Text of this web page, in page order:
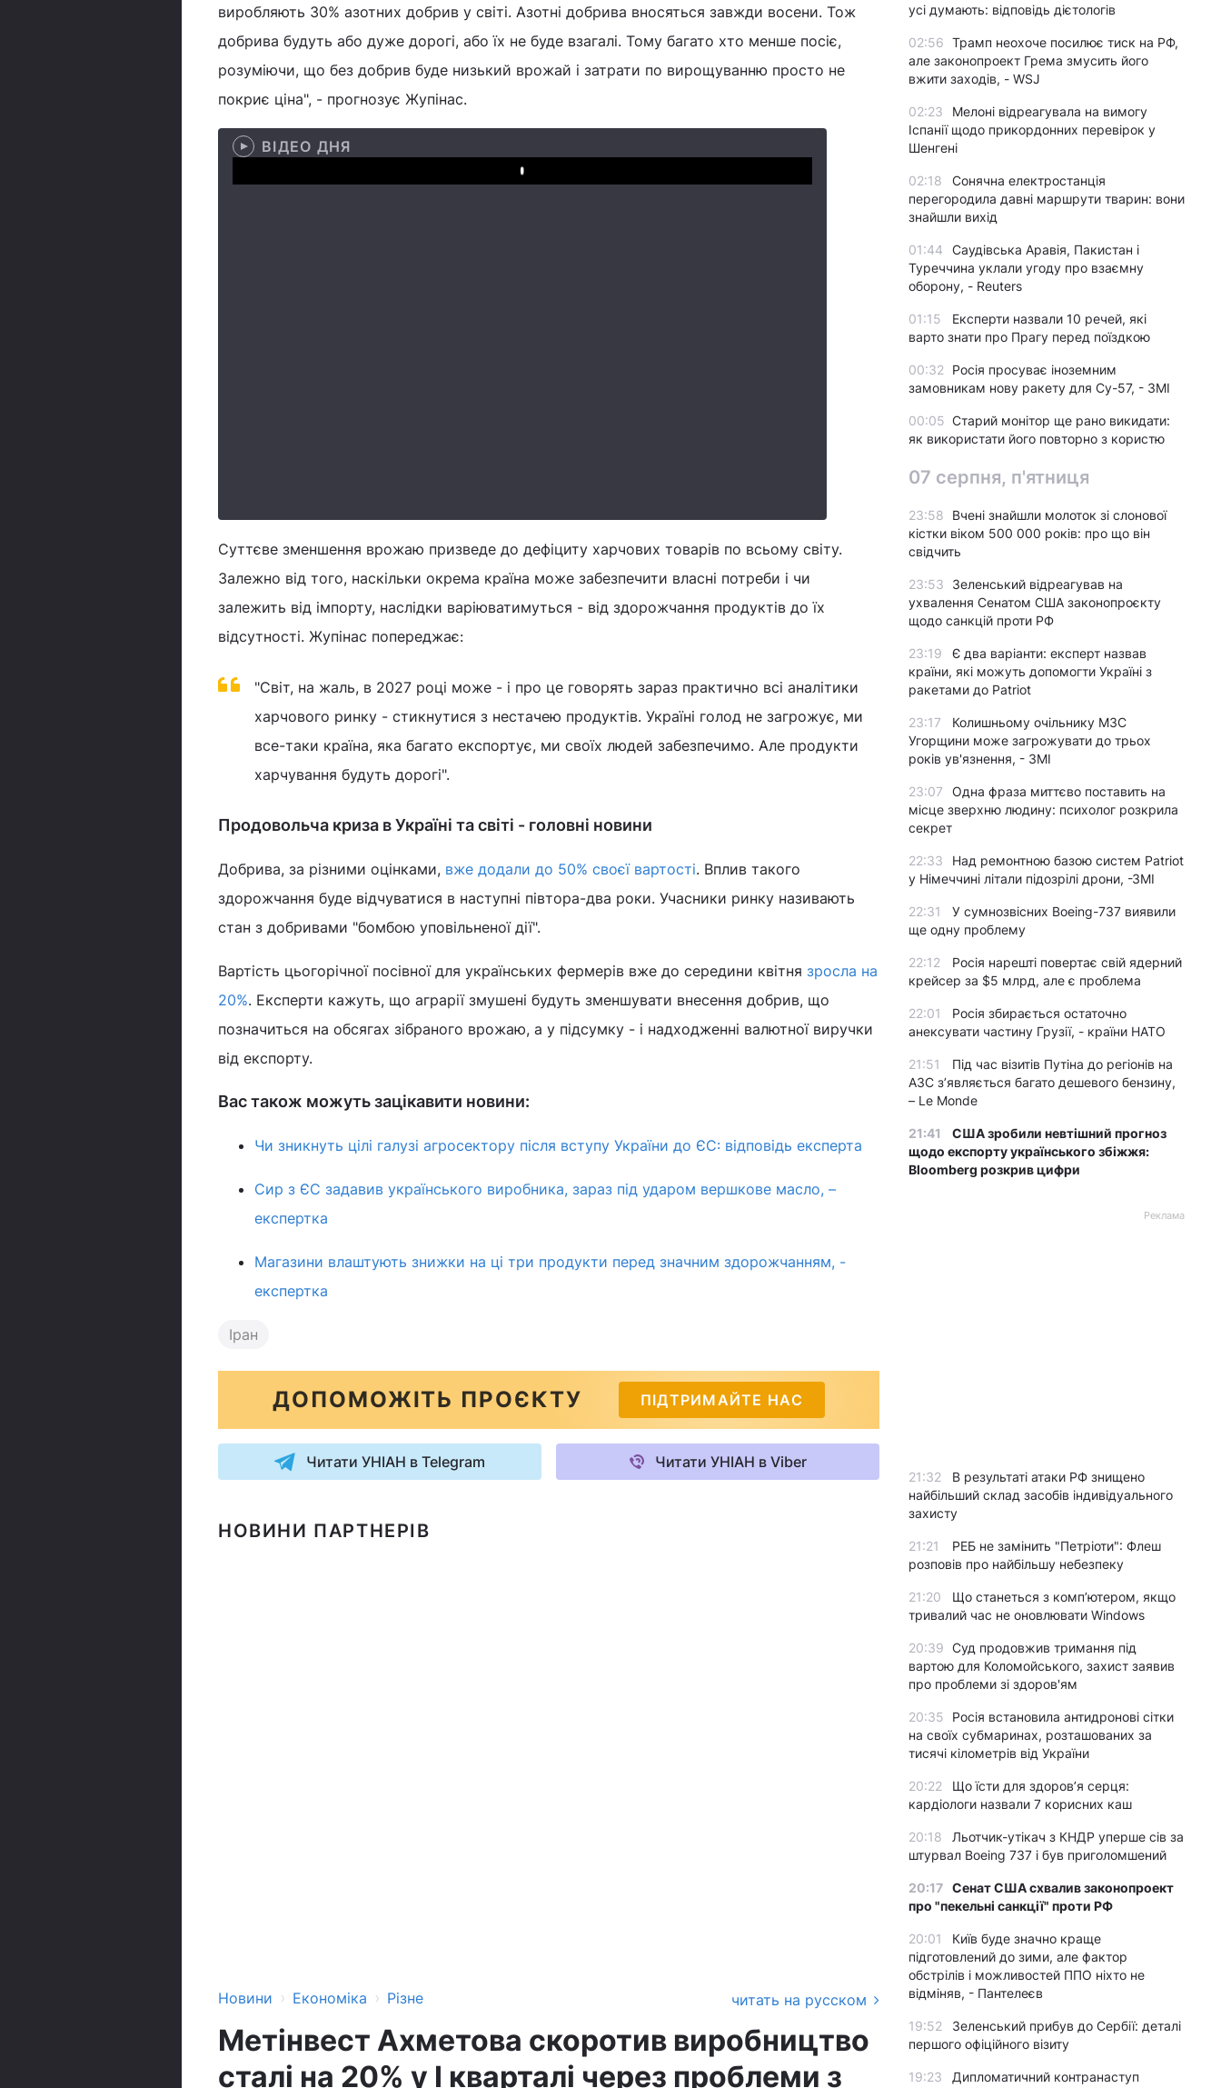
виробляють 30% азотних добрив у світі. Азотні добрива вносяться завжди восени. Тож
добрива будуть або дуже дорогі, або їх не буде взагалі. Тому багато хто менше посіє,
розуміючи, що без добрив буде низький врожай і затрати по вирощуванню просто не
покриє ціна", - прогнозує Жупінас.
ВІДЕО ДНЯ
Play
Суттєве зменшення врожаю призведе до дефіциту харчових товарів по всьому світу.
Залежно від того, наскільки окрема країна може забезпечити власні потреби і чи
залежить від імпорту, наслідки варіюватимуться - від здорожчання продуктів до їх
відсутності. Жупінас попереджає:
"Світ, на жаль, в 2027 році може - і про це говорять зараз практично всі аналітики
харчового ринку - стикнутися з нестачею продуктів. Україні голод не загрожує, ми
все-таки країна, яка багато експортує, ми своїх людей забезпечимо. Але продукти
харчування будуть дорогі".
Продовольча криза в Україні та світі - головні новини
Добрива, за різними оцінками, вже додали до 50% своєї вартості. Вплив такого
здорожчання буде відчуватися в наступні півтора-два роки. Учасники ринку називають
стан з добривами "бомбою уповільненої дії".
Вартість цьогорічної посівної для українських фермерів вже до середини квітня зросла на
20%. Експерти кажуть, що аграрії змушені будуть зменшувати внесення добрив, що
позначиться на обсягах зібраного врожаю, а у підсумку - і надходженні валютної виручки
від експорту.
Вас також можуть зацікавити новини:
Чи зникнуть цілі галузі агросектору після вступу України до ЄС: відповідь експерта
Сир з ЄС задавив українського виробника, зараз під ударом вершкове масло, –
експертка
Магазини влаштують знижки на ці три продукти перед значним здорожчанням, -
експертка
Іран
ДОПОМОЖІТЬ ПРОЄКТУ ПІДТРИМАЙТЕ НАС
Читати УНІАН в Telegram Читати УНІАН в Viber
НОВИНИ ПАРТНЕРІВ
Новини › Економіка › Різне читать на русском
Метінвест Ахметова скоротив виробництво
сталі на 20% у І кварталі через проблеми з
усі думають: відповідь дієтологів
02:56 Трамп неохоче посилює тиск на РФ,
але законопроект Грема змусить його
вжити заходів, - WSJ
02:23
Мелоні відреагувала на вимогу
Іспанії щодо прикордонних перевірок у
Шенгені
02:18
Сонячна електростанція
перегородила давні маршрути тварин: вони
знайшли вихід
01:44
Саудівська Аравія, Пакистан і
Туреччина уклали угоду про взаємну
оборону, - Reuters
01:15
Експерти назвали 10 речей, які
варто знати про Прагу перед поїздкою
00:32
Росія просуває іноземним
замовникам нову ракету для Су-57, - ЗМІ
00:05 Старий монітор ще рано викидати:
як використати його повторно з користю
07 серпня, п'ятниця
23:58
Вчені знайшли молоток зі слонової
кістки віком 500 000 років: про що він
свідчить
23:53
Зеленський відреагував на
ухвалення Сенатом США законопроєкту
щодо санкцій проти РФ
23:19
Є два варіанти: експерт назвав
країни, які можуть допомогти Україні з
ракетами до Patriot
23:17
Колишньому очільнику МЗС
Угорщини може загрожувати до трьох
років ув'язнення, - ЗМІ
23:07
Одна фраза миттєво поставить на
місце зверхню людину: психолог розкрила
секрет
22:33
Над ремонтною базою систем Patriot
у Німеччині літали підозрілі дрони, -ЗМІ
22:31
У сумнозвісних Boeing-737 виявили
ще одну проблему
22:12
Росія нарешті повертає свій ядерний
крейсер за $5 млрд, але є проблема
22:01
Росія збирається остаточно
анексувати частину Грузії, - країни НАТО
21:51
Під час візитів Путіна до регіонів на
АЗС з’являється багато дешевого бензину,
– Le Monde
21:41
США зробили невтішний прогноз
щодо експорту українського збіжжя:
Bloomberg розкрив цифри
Реклама
21:32
В результаті атаки РФ знищено
найбільший склад засобів індивідуального
захисту
21:21
РЕБ не замінить "Петріоти": Флеш
розповів про найбільшу небезпеку
21:20
Що станеться з комп’ютером, якщо
тривалий час не оновлювати Windows
20:39 Суд продовжив тримання під
вартою для Коломойського, захист заявив
про проблеми зі здоров'ям
20:35
Росія встановила антидронові сітки
на своїх субмаринах, розташованих за
тисячі кілометрів від України
20:22
Що їсти для здоров’я серця:
кардіологи назвали 7 корисних каш
20:18
Льотчик-утікач з КНДР уперше сів за
штурвал Boeing 737 і був приголомшений
20:17 Сенат США схвалив законопроект
про "пекельні санкції" проти РФ
20:01
Київ буде значно краще
підготовлений до зими, але фактор
обстрілів і можливостей ППО ніхто не
відміняв, - Пантелеєв
19:52
Зеленський прибув до Сербії: деталі
першого офіційного візиту
19:23
Дипломатичний контранаступ